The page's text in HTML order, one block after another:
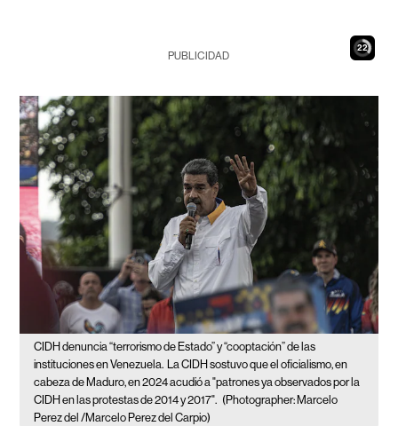
20
PUBLICIDAD
CIDH denuncia “terrorismo de Estado” y “cooptación” de las
instituciones en Venezuela. La CIDH sostuvo que el oficialismo, en
cabeza de Maduro, en 2024 acudió a "patrones ya observados por la
CIDH en las protestas de 2014 y 2017". (Photographer: Marcelo
Perez del /Marcelo Perez del Carpio)